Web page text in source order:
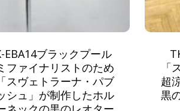
EBA14ブラックプール
ファイナリストのため
スヴェトラーナ・パブ
シュ」が制作したホル
「
超
黒